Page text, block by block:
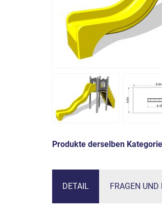
Produkte derselben
DETAIL FRAGEN